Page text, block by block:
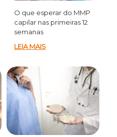
O que esperar do MMP
capilar nas primeiras 12
semanas
LEIA MAIS